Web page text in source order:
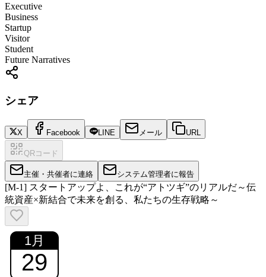
Executive
Business
Startup
Visitor
Student
Future Narratives
シェア
X Facebook LINE メール URL
QRコード
主催・共催者に連絡 システム管理者に報告
[M-1] スタートアップよ、これが“アトツギ”のリアルだ～伝
統資産×新結合で未来を創る、私たちの生存戦略～
1月
29